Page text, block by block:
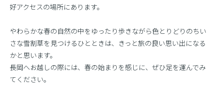
好アクセスの場所にあります。
やわらかな春の自然の中をゆったり歩きながら色とりどりのちい
さな雪割草を見つけるひとときは、きっと旅の良い思い出になる
かと思います。
長岡へお越しの際には、春の始まりを感じに、ぜひ足を運んでみ
てください。